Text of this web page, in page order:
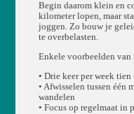
Begin daarom klein en
kilometer lopen, maar
joggen. Zo bouw je
te overbelasten.
Enkele voorbeelden van
• Drie keer per week
• Afwisselen tussen één
wandelen
• Focus op regelmaat in